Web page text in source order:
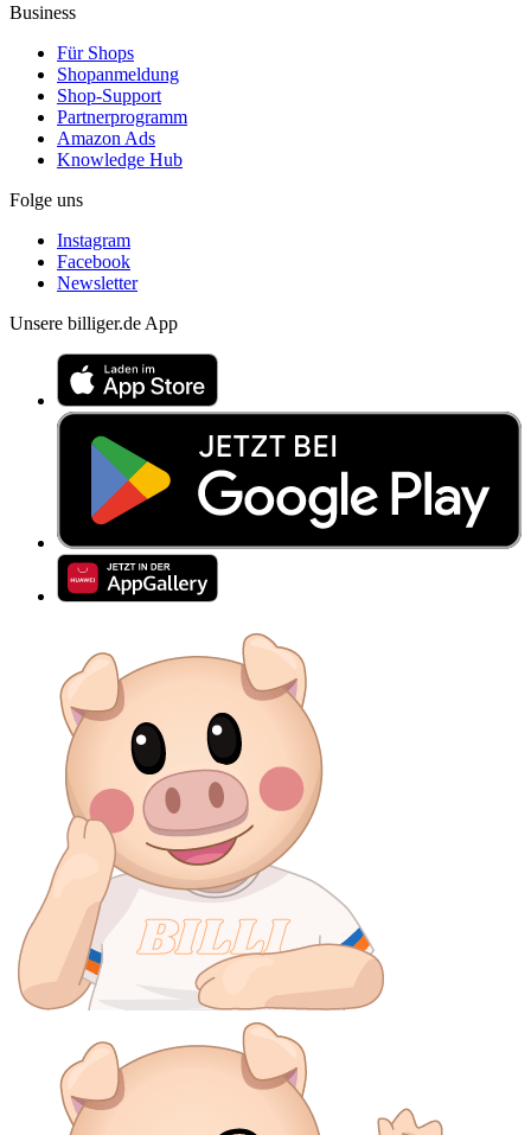
Business
Für Shops
Shopanmeldung
Shop-Support
Partnerprogramm
Amazon Ads
Knowledge Hub
Folge uns
Instagram
Facebook
Newsletter
Unsere billiger.de App